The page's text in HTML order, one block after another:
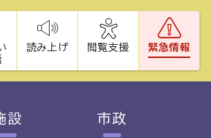
読み上げ 閲覧支援 緊急情報
設 市政